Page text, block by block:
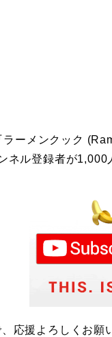
ーメンクック
ネル登録者が
応援よろしくお願